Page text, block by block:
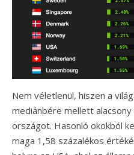
Nem véletlenül, hiszen a
mediánbére mellett
országot. Hasonló okokból
maga 1,58 százalékos